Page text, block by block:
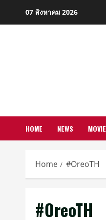
07 สิงหาคม 2026
HOME NEWS MOVIE
Home #OreoTH
#OreoTH